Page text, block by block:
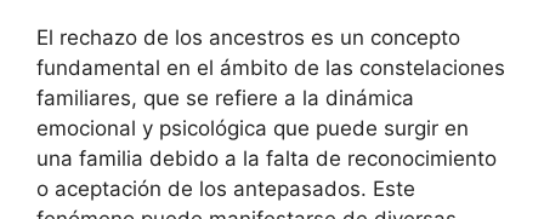
El rechazo de los ancestros es un concepto
fundamental en el ámbito de las constelaciones
familiares, que se refiere a la dinámica
emocional y psicológica que puede surgir en
una familia debido a la falta de reconocimiento
o aceptación de los antepasados. Este